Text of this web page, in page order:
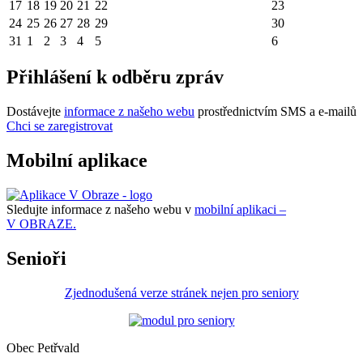
17 18 19 20 21 22
23
24 25 26 27 28 29
30
31 1 2 3 4 5 6
Přihlášení k odběru zpráv
Dostávejte informace z našeho webu prostřednictvím SMS a e-mailů
Chci se zaregistrovat
Mobilní aplikace
Sledujte informace z našeho webu v mobilní aplikaci –
V OBRAZE.
Senioři
Zjednodušená verze stránek nejen pro seniory
Obec Petřvald